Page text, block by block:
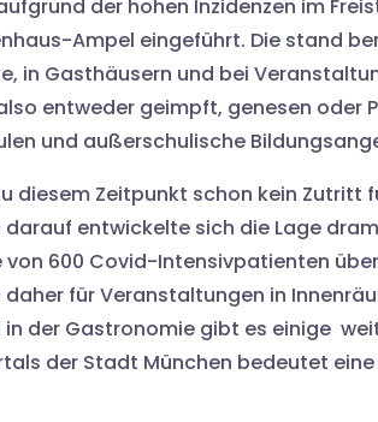
der hohen Inzidenzen im
Ampel eingeführt. Die stand
in Gasthäusern und bei
entweder geimpft, genesen oder
und außerschulische
diesem Zeitpunkt schon kein Zutritt
entwickelte sich die Lage
von 600 Covid-Intensivpatienten
für Veranstaltungen in
in der Gastronomie gibt es einige
der Stadt München bedeutet